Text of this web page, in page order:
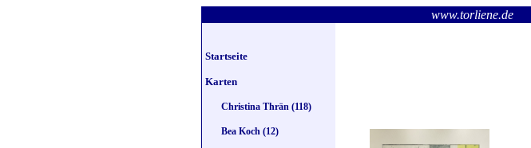
www.torliene.de
Startseite
Karten
Christina Thrän (118)
Bea Koch (12)